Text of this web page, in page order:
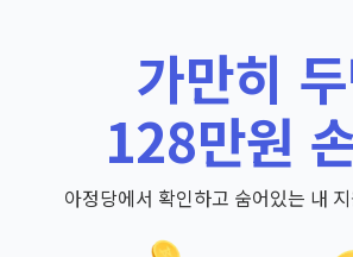
가만히
128만원
아정당에서 확인하고 숨어있는 내